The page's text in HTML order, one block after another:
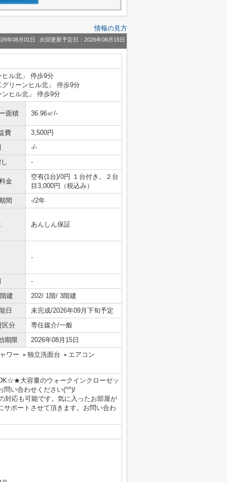
情報の見方
年08月01日 次回更新予定日：2026年08月15日
ル北」 停歩9分
リーンヒル北」 停歩9分
ヒル北」 停歩9分
面積 36.96㎡/-
費
3,500円
-/-
-
金
空有(1台)/0円 １台付き。２台
目3,000円（税込み）
間
-/2年
あんしん保証
-
-
建
202/ 1階/ 3階建
日
未完成/2026年09月下旬予定
区分
専任媒介/一般
期限
2026年08月15日
ワー
独立洗面台 エアコン
大容量のウォークインクローゼッ
問い合わせください(^^)/
対応も可能です。気に入ったお部屋が
ポートさせて頂きます。お問い合わ